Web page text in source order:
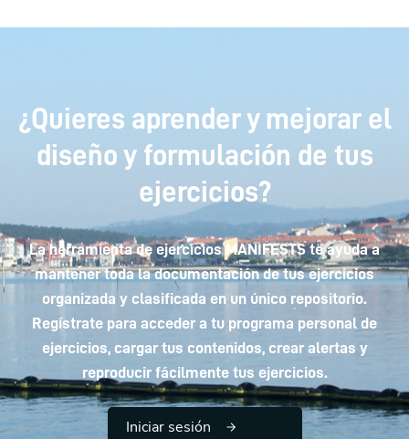
¿Quieres aprender y mejorar el
diseño y formulación de tus
ejercicios?
La herramienta de ejercicios MANIFESTS te ayuda a
mantener toda la documentación de tus ejercicios
organizada y clasificada en un único repositorio.
Regístrate para acceder a tu programa personal de
ejercicios, cargar tus contenidos, crear alertas y
reproducir fácilmente tus ejercicios.
Iniciar sesión